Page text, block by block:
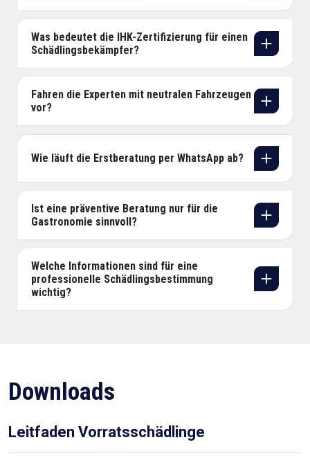
Was bedeutet die IHK-Zertifizierung für einen
Schädlingsbekämpfer?
Fahren die Experten mit neutralen Fahrzeugen
vor?
Wie läuft die Erstberatung per WhatsApp ab?
Ist eine präventive Beratung nur für die
Gastronomie sinnvoll?
Welche Informationen sind für eine
professionelle Schädlingsbestimmung
wichtig?
Downloads
Leitfaden Vorratsschädlinge